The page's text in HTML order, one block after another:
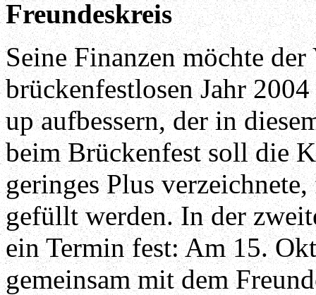
Freundeskreis
Seine Finanzen möchte der
brückenfestlosen Jahr
up aufbessern, der in
beim Brückenfest soll die
geringes Plus
gefüllt werden. In der
ein Termin fest: Am 15.
gemeinsam mit dem